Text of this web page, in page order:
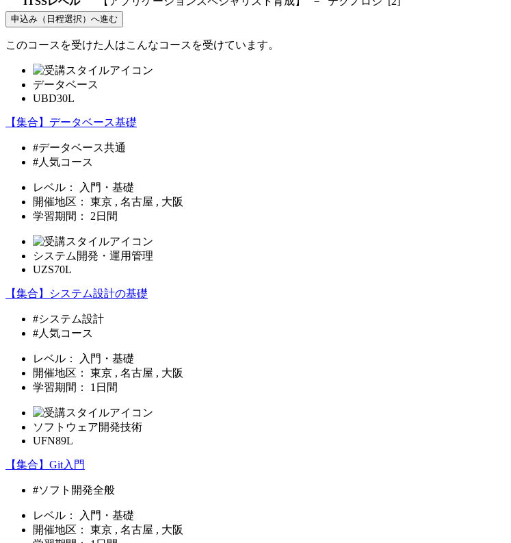
申込み（日程選択）へ進む
このコースを受けた人はこんなコースを受けています。
データベース
UBD30L
【集合】データベース基礎
#データベース共通
#人気コース
レベル：
入門・基礎
開催地区：
東京 , 名古屋 , 大阪
学習期間：
2日間
システム開発・運用管理
UZS70L
【集合】システム設計の基礎
#システム設計
#人気コース
レベル：
入門・基礎
開催地区：
東京 , 名古屋 , 大阪
学習期間：
1日間
ソフトウェア開発技術
UFN89L
【集合】Git入門
#ソフト開発全般
レベル：
入門・基礎
開催地区：
東京 , 名古屋 , 大阪